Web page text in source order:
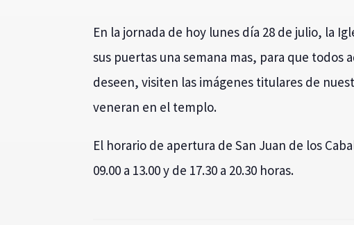
En la jornada de hoy lunes día 28 de julio, la
sus puertas una semana mas, para que todos
deseen, visiten las imágenes titulares de
veneran en el templo.
El horario de apertura de San Juan de los
09.00 a 13.00 y de 17.30 a 20.30 horas.